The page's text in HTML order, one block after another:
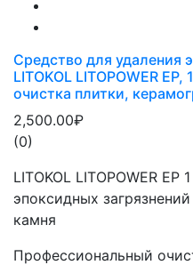
Средство для удаления
LITOKOL LITOPOWER
очистка плитки,
2,500.00₽
(0)
LITOKOL LITOPOWER
эпоксидных
камня
Профессиональный